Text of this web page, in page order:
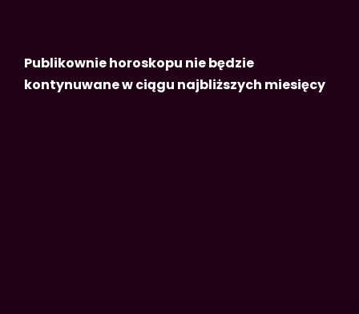
Publikownie horoskopu nie będzie
kontynuwane w ciągu najbliższych miesięcy